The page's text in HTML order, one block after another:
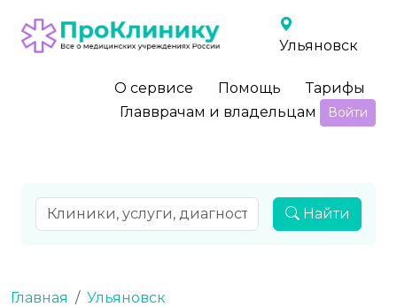
Ульяновск
О сервисе Помощь
Тарифы
Главврачам и владельцам
Войти
Найти
Главная
Ульяновск